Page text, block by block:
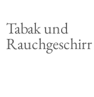
Tabak und
Rauchgeschirr